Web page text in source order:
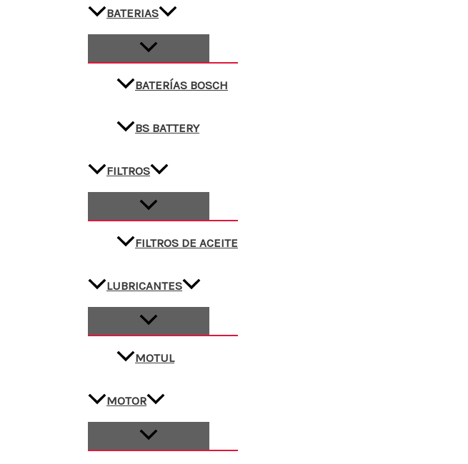
BATERIAS
BATERÍAS BOSCH
BS BATTERY
FILTROS
FILTROS DE ACEITE
LUBRICANTES
MOTUL
MOTOR